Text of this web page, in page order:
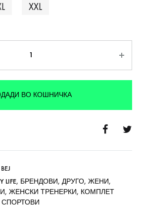
XXL
ВО КОШНИЧКА
LIFE, БРЕНДОВИ, ДРУГО, ЖЕНИ,
, ЖЕНСКИ ТРЕНЕРКИ, КОМПЛЕТ
СПОРТОВИ